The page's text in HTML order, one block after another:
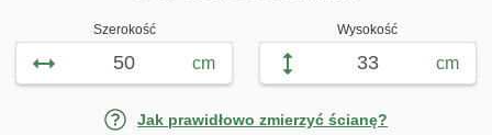
Szerokość
cm
Wysokość
cm
Jak prawidłowo zmierzyć ścianę?